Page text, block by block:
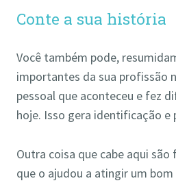
Conte a sua história
Você também pode,
importantes da sua profissão
pessoal que aconteceu e fez
hoje. Isso gera identificação
Outra coisa que cabe aqui
que o ajudou a atingir um